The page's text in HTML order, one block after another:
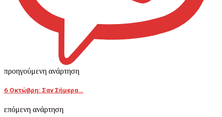
προηγούμενη ανάρτηση
6 Οκτώβρη: Σαν Σήμερα…
επόμενη ανάρτηση